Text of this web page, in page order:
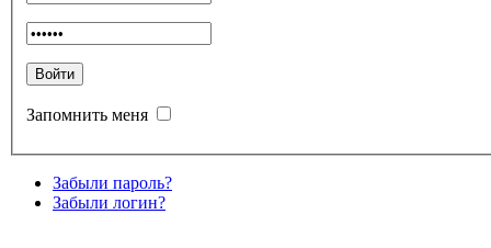
Запомнить меня
Забыли пароль?
Забыли логин?